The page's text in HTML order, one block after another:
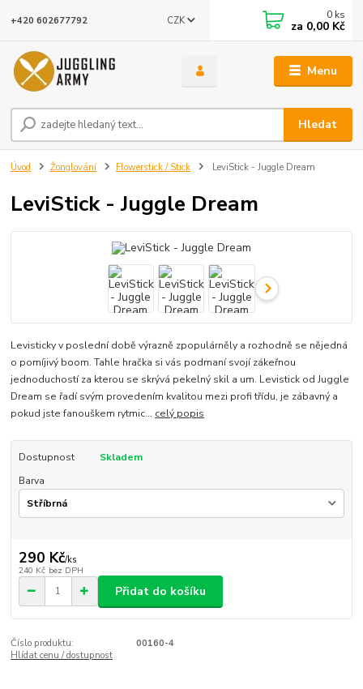
Menu
CZK
Hledat
+420 602677792 0 ks
za 0,00 Kč
Úvod Žonglování Flowerstick / Stick LeviStick - Juggle Dream
LeviStick - Juggle Dream
Levisticky v poslední době výrazně zpopulárněly a rozhodně se nějedná
o pomíjivý boom. Tahle hračka si vás podmaní svojí zákeřnou
jednoduchostí za kterou se skrývá pekelný skil a um. Levistick od Juggle
Dream se řadí svým provedením kvalitou mezi profi třídu, je zábavný a
pokud jste fanouškem rytmic... celý popis
Dostupnost
Skladem
Barva
290 Kč/ks
240 Kč bez DPH
Přidat do košíku
Číslo produktu:
00160-4
Hlídat cenu / dostupnost